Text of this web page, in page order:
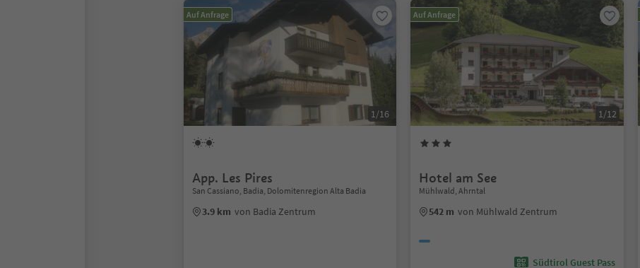
Auf Anfrage
1/16
App. Les Pires
San Cassiano, Badia, Dolomitenregion Alta Badia
3.9 km von Badia Zentrum
Auf Anfrage
1/12
Hotel am See
Mühlwald, Ahrntal
542 m von Mühlwald Zentrum
Südtirol Guest Pass